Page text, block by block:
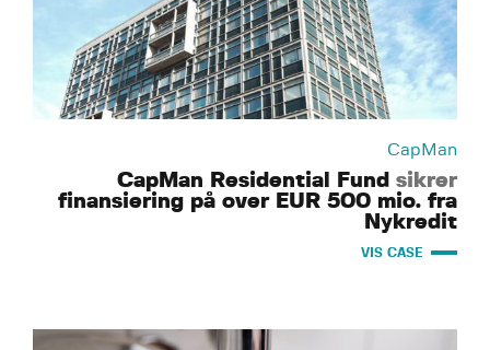
CapMan
CapMan Residential Fund sikrer
finansiering på over EUR 500 mio. fra
Nykredit
VIS CASE